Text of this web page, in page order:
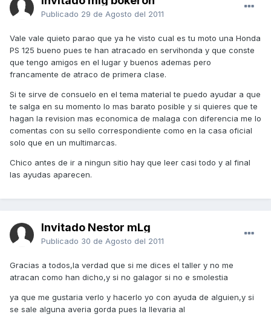
Publicado 29 de Agosto del 2011
Vale vale quieto parao que ya he visto cual es tu moto una Honda
PS 125 bueno pues te han atracado en servihonda y que conste
que tengo amigos en el lugar y buenos ademas pero
francamente de atraco de primera clase.
Si te sirve de consuelo en el tema material te puedo ayudar a que
te salga en su momento lo mas barato posible y si quieres que te
hagan la revision mas economica de malaga con diferencia me lo
comentas con su sello correspondiente como en la casa oficial
solo que en un multimarcas.
Chico antes de ir a ningun sitio hay que leer casi todo y al final
las ayudas aparecen.
Invitado Nestor mLg
Publicado 30 de Agosto del 2011
Gracias a todos,la verdad que si me dices el taller y no me
atracan como han dicho,y si no galagor si no e smolestia
ya que me gustaria verlo y hacerlo yo con ayuda de alguien,y si
se sale alguna averia gorda pues la llevaria al